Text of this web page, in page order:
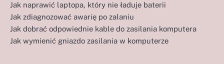
Jak naprawić laptopa, który nie ładuje baterii
Jak zdiagnozować awarię po zalaniu
Jak dobrać odpowiednie kable do zasilania komputera
Jak wymienić gniazdo zasilania w komputerze